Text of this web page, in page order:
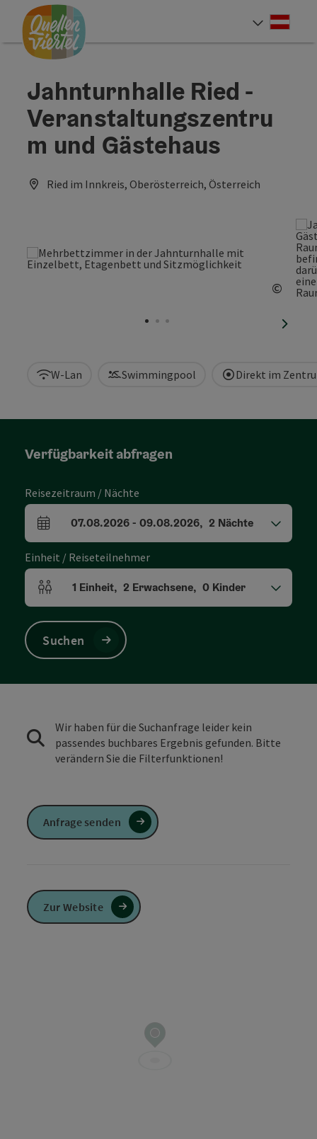
Zum Inhalt
Zur Navigation
Zum Seitenanfang
Jahnturnhalle Ried -
Veranstaltungszentru
m und Gästehaus
Ried im Innkreis, Oberösterreich, Österreich
©
W-Lan Swimmingpool Direkt im
Verfügbarkeit abfragen
Reisezeitraum / Nächte
An- und Abreisefelder
07.08.2026- 09.08.2026, 2 Nächte
Einheit / Reiseteilnehmer
Einheitenanzahl und Personenfelder
1 Einheit, 2 Erwachsene, 0 Kinder
Suchen
Wir haben für die Suchanfrage leider kein
passendes buchbares Ergebnis gefunden. Bitte
verändern Sie die Filterfunktionen!
Anfrage senden
Zur Website